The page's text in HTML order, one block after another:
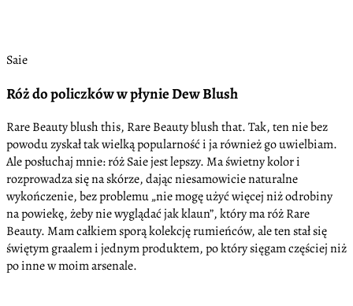
Saie
Róż do policzków w płynie Dew Blush
Rare Beauty blush this, Rare Beauty blush that. Tak, ten nie bez
powodu zyskał tak wielką popularność i ja również go uwielbiam.
Ale posłuchaj mnie: róż Saie jest lepszy. Ma świetny kolor i
rozprowadza się na skórze, dając niesamowicie naturalne
wykończenie, bez problemu „nie mogę użyć więcej niż odrobiny
na powiekę, żeby nie wyglądać jak klaun”, który ma róż Rare
Beauty. Mam całkiem sporą kolekcję rumieńców, ale ten stał się
świętym graalem i jednym produktem, po który sięgam częściej niż
po inne w moim arsenale.